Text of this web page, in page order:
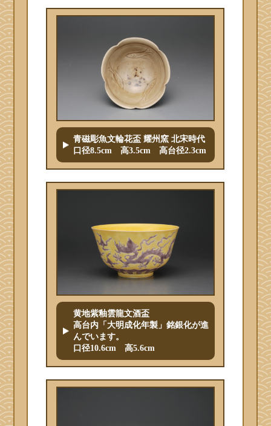
青磁彫魚文輪花盃 耀州窯 北宋時代
口径8.5cm 高3.5cm 高台径2.3cm
黄地紫釉雲龍文酒盃
高台内「大明成化年製」銘銀化が進
んでいます。
口径10.6cm 高5.6cm